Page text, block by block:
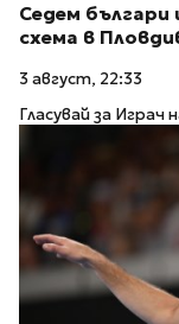
Седем
схема в
3 август, 22:33
Гласувай за